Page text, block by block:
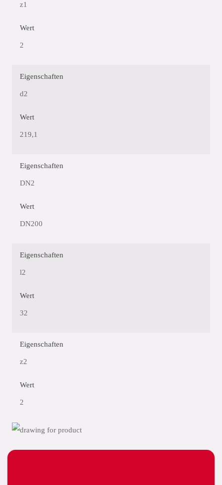
z1
Wert
2
Eigenschaften
d2
Wert
219,1
Eigenschaften
DN2
Wert
DN200
Eigenschaften
l2
Wert
32
Eigenschaften
z2
Wert
2